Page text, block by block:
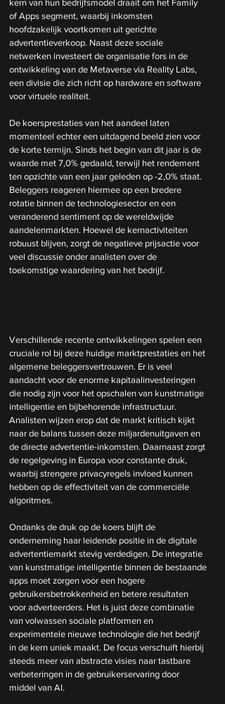
kern van hun bedrijfsmodel draait om het Family
of Apps segment, waarbij inkomsten
hoofdzakelijk voortkomen uit gerichte
advertentieverkoop. Naast deze sociale
netwerken investeert de organisatie fors in de
ontwikkeling van de Metaverse via Reality Labs,
een divisie die zich richt op hardware en software
voor virtuele realiteit.
De koersprestaties van het aandeel laten
momenteel echter een uitdagend beeld zien voor
de korte termijn. Sinds het begin van dit jaar is de
waarde met 7,0% gedaald, terwijl het rendement
ten opzichte van een jaar geleden op -2,0% staat.
Beleggers reageren hiermee op een bredere
rotatie binnen de technologiesector en een
veranderend sentiment op de wereldwijde
aandelenmarkten. Hoewel de kernactiviteiten
robuust blijven, zorgt de negatieve prijsactie voor
veel discussie onder analisten over de
toekomstige waardering van het bedrijf.
Verschillende recente ontwikkelingen spelen een
cruciale rol bij deze huidige marktprestaties en het
algemene beleggersvertrouwen. Er is veel
aandacht voor de enorme kapitaalinvesteringen
die nodig zijn voor het opschalen van kunstmatige
intelligentie en bijbehorende infrastructuur.
Analisten wijzen erop dat de markt kritisch kijkt
naar de balans tussen deze miljardenuitgaven en
de directe advertentie-inkomsten. Daarnaast zorgt
de regelgeving in Europa voor constante druk,
waarbij strengere privacyregels invloed kunnen
hebben op de effectiviteit van de commerciële
algoritmes.
Ondanks de druk op de koers blijft de
onderneming haar leidende positie in de digitale
advertentiemarkt stevig verdedigen. De integratie
van kunstmatige intelligentie binnen de bestaande
apps moet zorgen voor een hogere
gebruikersbetrokkenheid en betere resultaten
voor adverteerders. Het is juist deze combinatie
van volwassen sociale platformen en
experimentele nieuwe technologie die het bedrijf
in de kern uniek maakt. De focus verschuift hierbij
steeds meer van abstracte visies naar tastbare
verbeteringen in de gebruikerservaring door
middel van AI.